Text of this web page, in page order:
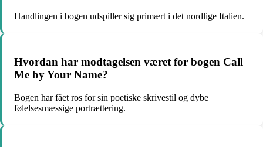
Handlingen i bogen udspiller sig primært i det nordlige Italien.
Hvordan har modtagelsen været for bogen Call
Me by Your Name?
Bogen har fået ros for sin poetiske skrivestil og dybe
følelsesmæssige portrættering.